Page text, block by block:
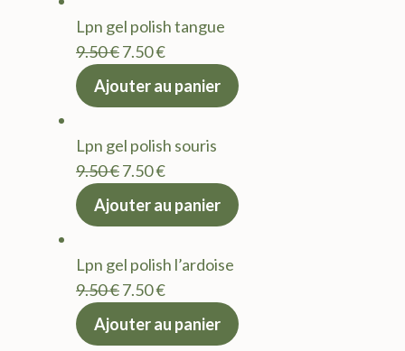
9.50 €.7.50 €.
Lpn gel polish tangue
9.50€Le
prix
9.50 €.
7.50€Le
actuel
7.50 €.
Ajouter au panier
Lpn gel polish souris
9.50€Le
prix
9.50 €.
7.50€Le
actuel
7.50 €.
Ajouter au panier
Lpn gel polish l’ardoise
9.50€Le
prix
7.50€Le
actuel
Ajouter au panier